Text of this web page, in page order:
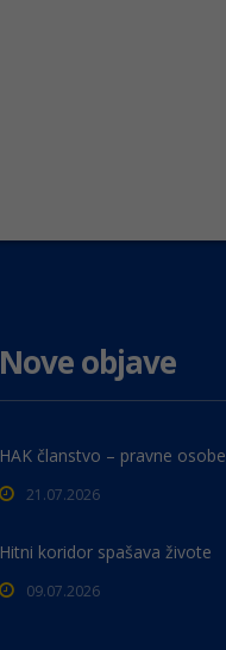
Nove objave
HAK članstvo – pravne osobe
21.07.2026
Hitni koridor spašava živote
09.07.2026